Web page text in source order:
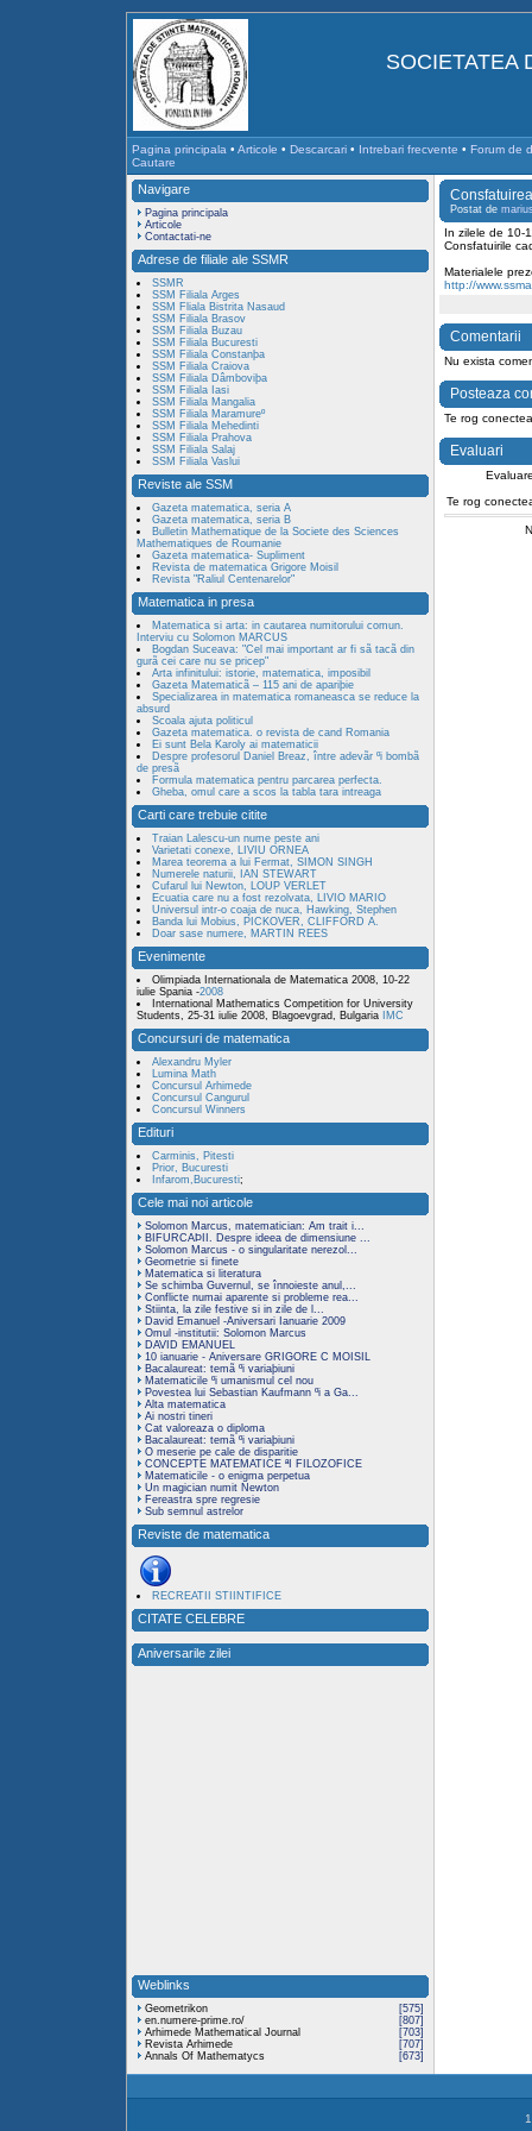
SOCIETATEA
Pagina principala • Articole • Descarcari • Intrebari frecvente • Forum de
Cautare
Navigare
Pagina principala
Articole
Contactati-ne
Adrese de filiale ale SSMR
SSMR
SSM Filiala Arges
SSM Fliala Bistrita Nasaud
SSM Filiala Brasov
SSM Filiala Buzau
SSM Filiala Bucuresti
SSM Filiala Constanþa
SSM Filiala Craiova
SSM Filiala Dâmboviþa
SSM Filiala Iasi
SSM Filiala Mangalia
SSM Filiala Maramureº
SSM Filiala Mehedinti
SSM Filiala Prahova
SSM Filiala Salaj
SSM Filiala Vaslui
Reviste ale SSM
Gazeta matematica, seria A
Gazeta matematica, seria B
Bulletin Mathematique de la Societe des Sciences
Mathematiques de Roumanie
Gazeta matematica- Supliment
Revista de matematica Grigore Moisil
Revista "Raliul Centenarelor"
Matematica in presa
Matematica si arta: in cautarea numitorului comun.
Interviu cu Solomon MARCUS
Bogdan Suceava: "Cel mai important ar fi sã tacã din
gurã cei care nu se pricep"
Arta infinitului: istorie, matematica, imposibil
Gazeta Matematicã – 115 ani de apariþie
Specializarea in matematica romaneasca se reduce la
absurd
Scoala ajuta politicul
Gazeta matematica. o revista de cand Romania
Ei sunt Bela Karoly ai matematicii
Despre profesorul Daniel Breaz, între adevãr ºi bombã
de presã
Formula matematica pentru parcarea perfecta.
Gheba, omul care a scos la tabla tara intreaga
Carti care trebuie citite
Traian Lalescu-un nume peste ani
Varietati conexe, LIVIU ORNEA
Marea teorema a lui Fermat, SIMON SINGH
Numerele naturii, IAN STEWART
Cufarul lui Newton, LOUP VERLET
Ecuatia care nu a fost rezolvata, LIVIO MARIO
Universul intr-o coaja de nuca, Hawking, Stephen
Banda lui Mobius, PICKOVER, CLIFFORD A.
Doar sase numere, MARTIN REES
Evenimente
Olimpiada Internationala de Matematica 2008, 10-22
iulie Spania -2008
International Mathematics Competition for University
Students, 25-31 iulie 2008, Blagoevgrad, Bulgaria IMC
Concursuri de matematica
Alexandru Myler
Lumina Math
Concursul Arhimede
Concursul Cangurul
Concursul Winners
Edituri
Carminis, Pitesti
Prior, Bucuresti
Infarom,Bucuresti;
Cele mai noi articole
Solomon Marcus, matematician: Am trait i...
BIFURCAÞII. Despre ideea de dimensiune ...
Solomon Marcus - o singularitate nerezol...
Geometrie si finete
Matematica si literatura
Se schimba Guvernul, se înnoieste anul,...
Conflicte numai aparente si probleme rea...
Stiinta, la zile festive si in zile de l...
David Emanuel -Aniversari Ianuarie 2009
Omul -institutii: Solomon Marcus
DAVID EMANUEL
10 ianuarie - Aniversare GRIGORE C MOISIL
Bacalaureat: temã ºi variaþiuni
Matematicile ºi umanismul cel nou
Povestea lui Sebastian Kaufmann ºi a Ga...
Alta matematica
Ai nostri tineri
Cat valoreaza o diploma
Bacalaureat: temã ºi variaþiuni
O meserie pe cale de disparitie
CONCEPTE MATEMATICE ªI FILOZOFICE
Matematicile - o enigma perpetua
Un magician numit Newton
Fereastra spre regresie
Sub semnul astrelor
Reviste de matematica
RECREATII STIINTIFICE
CITATE CELEBRE
Aniversarile zilei
Weblinks
Geometrikon
[575]
en.numere-prime.ro/
[807]
Arhimede Mathematical Journal
[703]
Revista Arhimede
[707]
Annals Of Mathematycs
[673]
Postat de
In zilele de 10-
Consfatuirile
Materialele
http://
Comentarii
Nu exista
Posteaza
Te rog
Evaluari
Te rog